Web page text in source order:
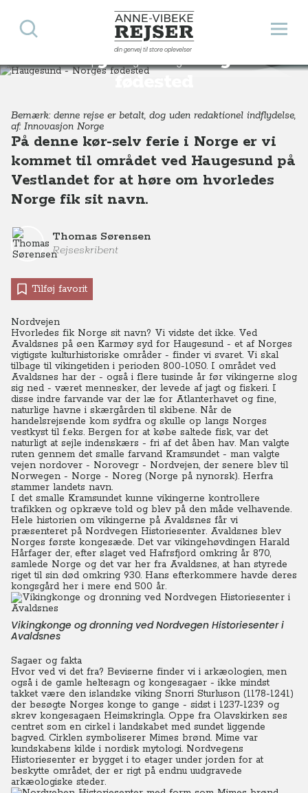
Anne-Vibeke Rejser
din genvej til store oplevelser
Åbn
Søg
Haugesund - Norges
fødested
Destinationer Europa Norge Haugesund - Norges fødested, Vestnorge
Bemærk: denne rejse er betalt, dog uden redaktionel indflydelse,
af: Innovasjon Norge
På denne kør-selv ferie i Norge er vi
kommet til området ved Haugesund på
Vestlandet for at høre om hvorledes
Norge fik sit navn.
Thomas Sørensen
Rejseskribent
Tilføj favorit
Nordvejen
Hvorledes fik Norge sit navn? Vi vidste det ikke. Ved
Avaldsnes på øen Karmøy syd for Haugesund - et af Norges
vigtigste kulturhistoriske områder - finder vi svaret. Vi skal
tilbage til vikingetiden i perioden 800-1050. I området ved
Avaldsnes har der - også i flere tusinde år før vikingerne slog
sig ned - været mennesker, der levede af jagt og fiskeri. I
disse indre farvande var der læ for Atlanterhavet og fine,
naturlige havne i skærgården til skibene. Når de
handelsrejsende kom sydfra og skulle op langs Norges
vestkyst til f.eks. Bergen for at købe saltede fisk, var det
naturligt at sejle indenskærs - fri af det åben hav. Man valgte
ruten gennem det smalle farvand Kramsundet - man valgte
vejen nordover - Norovegr - Nordvejen, der senere blev til
Norwegen - Norge - Noreg (Norge på nynorsk). Herfra
stammer landets navn.
I det smalle Kramsundet kunne vikingerne kontrollere
trafikken og opkræve told og blev på den måde velhavende.
Hele historien om vikingerne på Avaldsnes får vi
præsenteret på Nordvegen Historiesenter. Avaldsnes blev
Norges første kongesæde. Det var vikingehøvdingen Harald
Hårfager der, efter slaget ved Hafrsfjord omkring år 870,
samlede Norge og det var her fra Avaldsnes, at han styrede
riget til sin død omkring 930. Hans efterkommere havde deres
kongsgård her i mere end 500 år.
Vikingkonge og dronning ved Nordvegen Historiesenter i
Avaldsnes
Sagaer og fakta
Hvor ved vi det fra? Beviserne finder vi i arkæologien, men
også i de gamle heltesagn og kongesagaer - ikke mindst
takket være den islandske viking Snorri Sturluson (1178-1241)
der besøgte Norges konge to gange - sidst i 1237-1239 og
skrev kongesagaen Heimskringla. Oppe fra Olavskirken ses
centret som en cirkel i landskabet med sundet liggende
bagved. Cirklen symboliserer Mimes brønd. Mime var
kundskabens kilde i nordisk mytologi. Nordvegens
Historiesenter er bygget i to etager under jorden for at
beskytte området, der er rigt på endnu uudgravede
arkæologiske steder.